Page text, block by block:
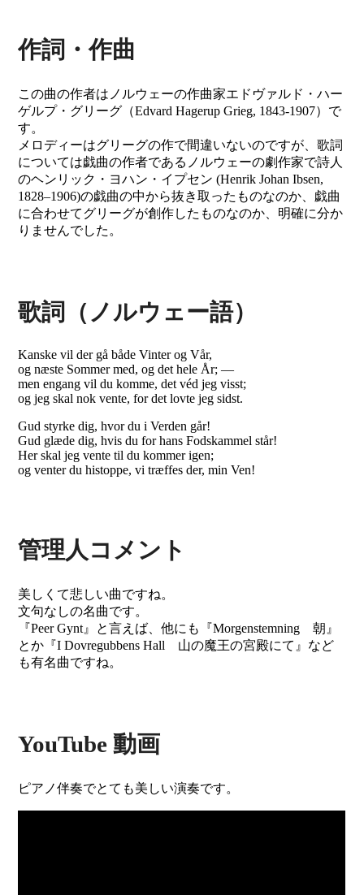
作詞・作曲
この曲の作者はノルウェーの作曲家エドヴァルド・ハー
ゲルプ・グリーグ（Edvard Hagerup Grieg, 1843-1907）で
す。
メロディーはグリーグの作で間違いないのですが、歌詞
については戯曲の作者であるノルウェーの劇作家で詩人
のヘンリック・ヨハン・イプセン (Henrik Johan Ibsen,
1828–1906)の戯曲の中から抜き取ったものなのか、戯曲
に合わせてグリーグが創作したものなのか、明確に分か
りませんでした。
歌詞（ノルウェー語）
Kanske vil der gå både Vinter og Vår,
og næste Sommer med, og det hele År; —
men engang vil du komme, det véd jeg visst;
og jeg skal nok vente, for det lovte jeg sidst.
Gud styrke dig, hvor du i Verden går!
Gud glæde dig, hvis du for hans Fodskammel står!
Her skal jeg vente til du kommer igen;
og venter du histoppe, vi træffes der, min Ven!
管理人コメント
美しくて悲しい曲ですね。
文句なしの名曲です。
『Peer Gynt』と言えば、他にも『Morgenstemning 朝』
とか『I Dovregubbens Hall 山の魔王の宮殿にて』など
も有名曲ですね。
YouTube 動画
ピアノ伴奏でとても美しい演奏です。